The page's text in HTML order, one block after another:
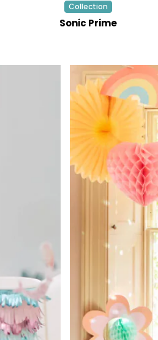
Collection
Sonic Prime